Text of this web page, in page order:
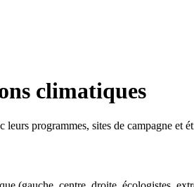
climatiques
programmes, sites de campagne et